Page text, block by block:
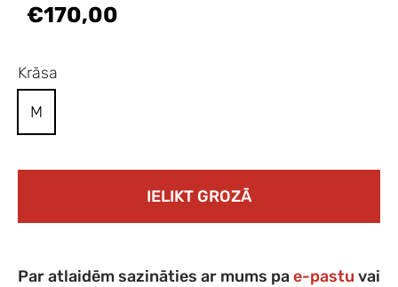
€170,00
Krāsa
M
IELIKT GROZĀ
Par atlaidēm sazināties ar mums pae-pastu vai